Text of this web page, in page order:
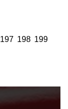
197 198 199